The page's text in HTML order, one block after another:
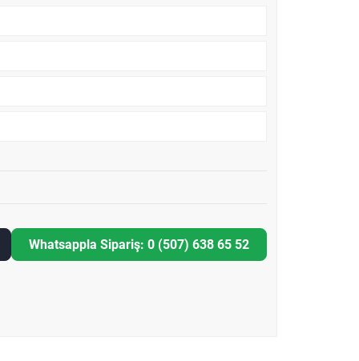
Whatsappla Sipariş: 0 (507) 638 65 52